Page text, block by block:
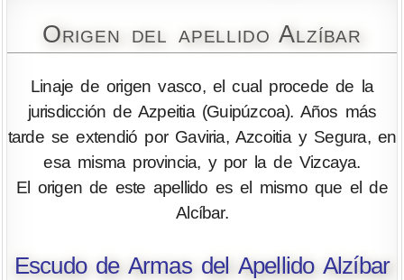
Origen del apellido Alzíbar
Linaje de origen vasco, el cual procede de la
jurisdicción de Azpeitia (Guipúzcoa). Años más
tarde se extendió por Gaviria, Azcoitia y Segura, en
esa misma provincia, y por la de Vizcaya.
El origen de este apellido es el mismo que el de
Alcíbar.
Escudo de Armas del Apellido Alzíbar